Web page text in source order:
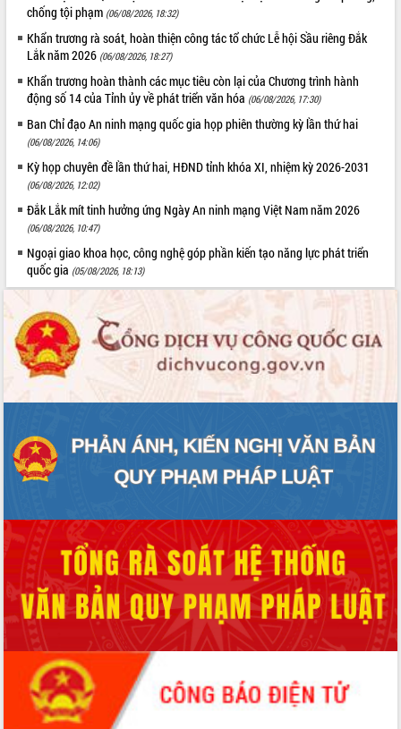
Hội thảo góp ý hồ sơ điều chỉnh quy
hoạch tỉnh Đắk Lắk thời kỳ 2021-2030,
tầm nhìn đến năm 2050
Nâng cao hiệu quả hoạt động của các
doanh nghiệp nhà nước
Hội nghị triển khai kết nối mạng
truyền số liệu chuyên dùng phục vụ cơ
quan Đảng, Nhà nước
Lễ phát động chuỗi hoạt động chung
tay làm sạch môi trường
Xã Ea Kar bước chuyển mình trong
công tác cải cách hành chính mô hình
mới
UBND tỉnh họp báo định kỳ tháng 4
năm 2026
phát triển nền kinh tế xanh tại tỉnh
Đắk Lắk”
Tăng cường giám sát, đôn đốc thực
hiện nhiệm vụ quản lý tài sản công
hàng tuần
công tác cải cách thủ tục hành chính
tại Trung tâm Phục vụ hành chính
công tỉnh
Đắk Lắk: Tôn vinh 46 giải pháp tại Hội
Đắk Lắk rà soát, điều chỉnh Đề án 190
về phát triển nuôi trồng thủy sản
Phó Chủ tịch UBND tỉnh Đắk Lắk
Trương Công Thái kiểm tra thực địa
Dự án cao tốc Khánh Hòa - Buôn Ma
Thuột
Định vị cà phê Việt Nam như một “di
sản sống” trong dòng chảy toàn cầu
Xây dựng nông thôn mới: Nâng cao đời
sống người dân từ những mô hình thiết
chống tội phạm (06/08/2026, 18:32)
Khẩn trương rà soát, hoàn thiện công tác tổ chức Lễ hội Sầu riêng Đắk
Lắk năm 2026 (06/08/2026, 18:27)
Khẩn trương hoàn thành các mục tiêu còn lại của Chương trình hành
động số 14 của Tỉnh ủy về phát triển văn hóa (06/08/2026, 17:30)
Ban Chỉ đạo An ninh mạng quốc gia họp phiên thường kỳ lần thứ hai
(06/08/2026, 14:06)
Kỳ họp chuyên đề lần thứ hai, HĐND tỉnh khóa XI, nhiệm kỳ 2026-2031
(06/08/2026, 12:02)
Đắk Lắk mít tinh hưởng ứng Ngày An ninh mạng Việt Nam năm 2026
(06/08/2026, 10:47)
Ngoại giao khoa học, công nghệ góp phần kiến tạo năng lực phát triển
quốc gia (05/08/2026, 18:13)